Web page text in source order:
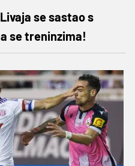
se sastao s
se treninzima!